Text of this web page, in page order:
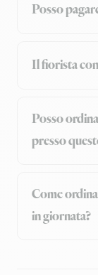
Posso
Il fiorista
Posso
presso
Come
in giornata?